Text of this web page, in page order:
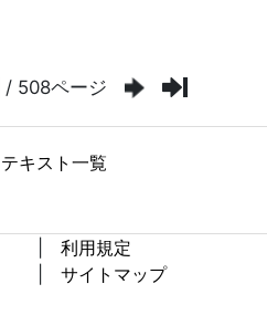
/ 508ページ
テキスト一覧
利用規定
サイトマップ